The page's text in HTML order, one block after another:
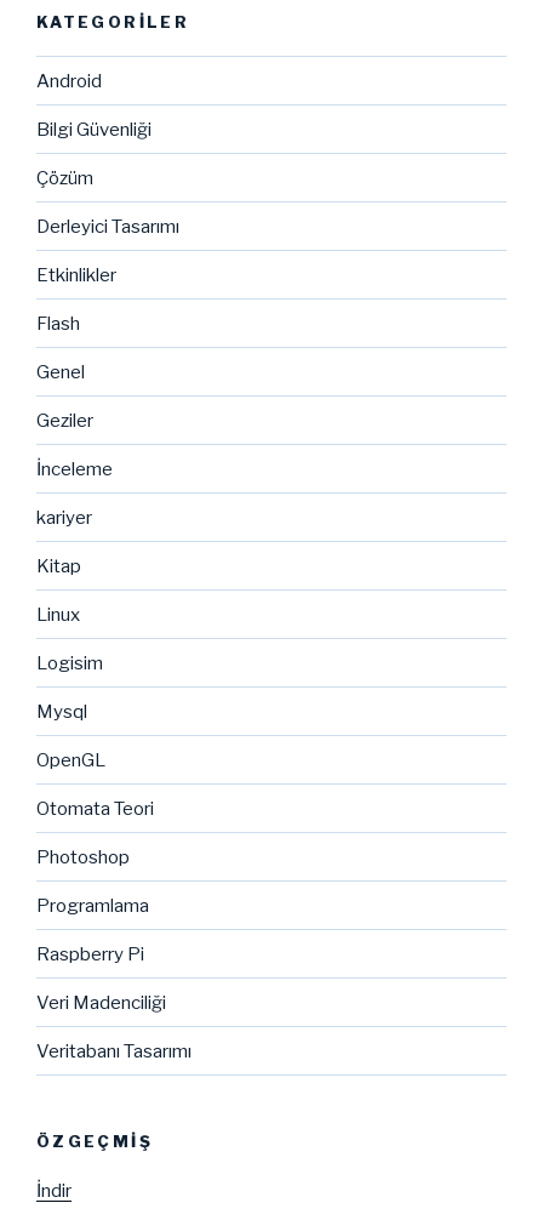
KATEGORILER
Android
Bilgi Güvenliği
Çözüm
Derleyici Tasarımı
Etkinlikler
Flash
Genel
Geziler
İnceleme
kariyer
Kitap
Linux
Logisim
Mysql
OpenGL
Otomata Teori
Photoshop
Programlama
Raspberry Pi
Veri Madenciliği
Veritabanı Tasarımı
ÖZGEÇMIŞ
İndir